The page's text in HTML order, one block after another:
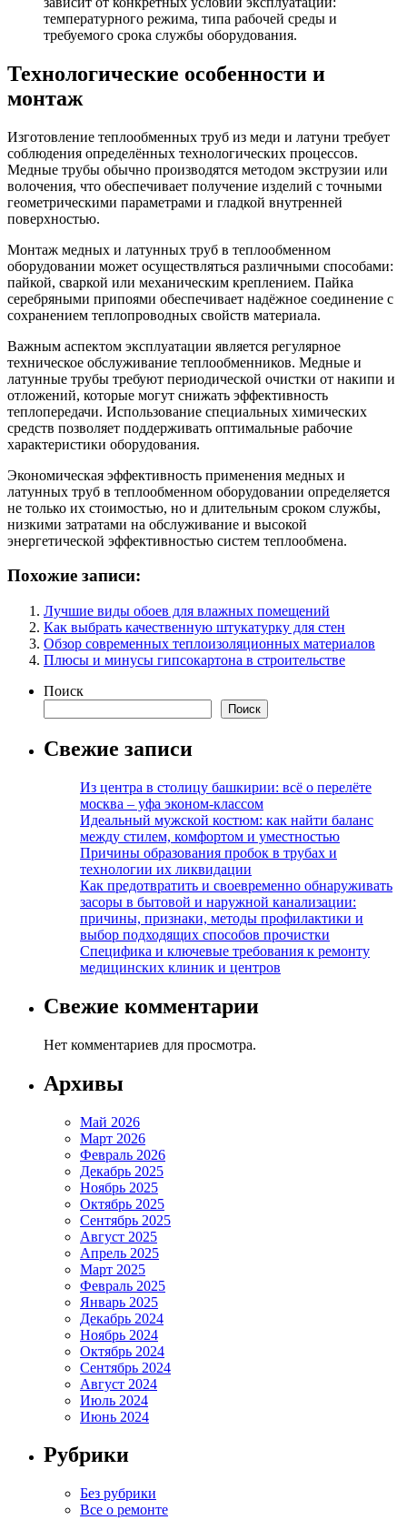
температурного режима, типа рабочей среды и
требуемого срока службы оборудования.
Технологические особенности и
монтаж
Изготовление теплообменных труб из меди и латуни требует
соблюдения определённых технологических процессов.
Медные трубы обычно производятся методом экструзии или
волочения, что обеспечивает получение изделий с точными
геометрическими параметрами и гладкой внутренней
поверхностью.
Монтаж медных и латунных труб в теплообменном
оборудовании может осуществляться различными способами:
пайкой, сваркой или механическим креплением. Пайка
серебряными припоями обеспечивает надёжное соединение с
сохранением теплопроводных свойств материала.
Важным аспектом эксплуатации является регулярное
техническое обслуживание теплообменников. Медные и
латунные трубы требуют периодической очистки от накипи и
отложений, которые могут снижать эффективность
теплопередачи. Использование специальных химических
средств позволяет поддерживать оптимальные рабочие
характеристики оборудования.
Экономическая эффективность применения медных и
латунных труб в теплообменном оборудовании определяется
не только их стоимостью, но и длительным сроком службы,
низкими затратами на обслуживание и высокой
энергетической эффективностью систем теплообмена.
Похожие записи:
Лучшие виды обоев для влажных помещений
Как выбрать качественную штукатурку для стен
Обзор современных теплоизоляционных материалов
Плюсы и минусы гипсокартона в строительстве
Поиск
Поиск
Свежие записи
Из центра в столицу башкирии: всё о перелёте
москва – уфа эконом-классом
Идеальный мужской костюм: как найти баланс
между стилем, комфортом и уместностью
Причины образования пробок в трубах и
технологии их ликвидации
Как предотвратить и своевременно обнаруживать
засоры в бытовой и наружной канализации:
причины, признаки, методы профилактики и
выбор подходящих способов прочистки
Специфика и ключевые требования к ремонту
медицинских клиник и центров
Свежие комментарии
Нет комментариев для просмотра.
Архивы
Май 2026
Март 2026
Февраль 2026
Декабрь 2025
Ноябрь 2025
Октябрь 2025
Сентябрь 2025
Август 2025
Апрель 2025
Март 2025
Февраль 2025
Январь 2025
Декабрь 2024
Ноябрь 2024
Октябрь 2024
Сентябрь 2024
Август 2024
Июль 2024
Июнь 2024
Рубрики
Без рубрики
Все о ремонте